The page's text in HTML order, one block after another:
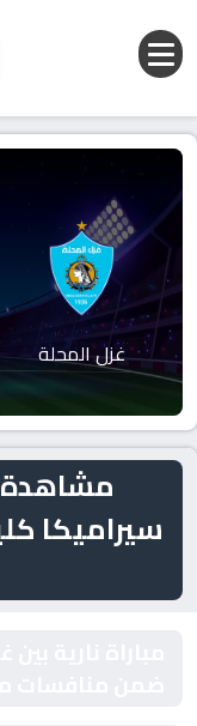
غزل المحلة
مشاهدة